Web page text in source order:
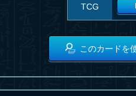
TCG
このカードを